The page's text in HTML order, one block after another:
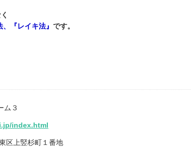
『レイキ法』 です。
ム３
index.html
区上竪杉町１番地